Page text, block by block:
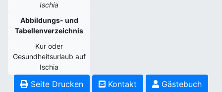
Ischia
Abbildungs- und
Tabellenverzeichnis
Kur oder
Gesundheitsurlaub auf
Ischia
Seite Drucken Kontakt
Gästebuch